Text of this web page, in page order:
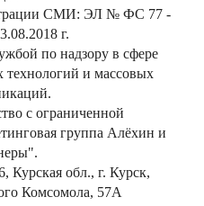
СМИ: ЭЛ № ФС 77 -
г.
по надзору в сфере
и массовых
с ограниченной
группа Алёхин и
Курская обл., г. Курск,
Комсомола, 57А